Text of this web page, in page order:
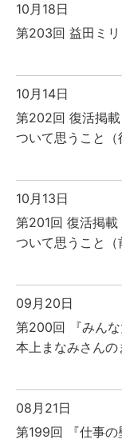
10月18日
第203回 益田ミリ
10月14日
第202回 復活掲
ついて思うこと（
10月13日
第201回 復活掲
ついて思うこと（
09月20日
第200回 『みんな
本上まなみさん
08月21日
第199回 『仕事の